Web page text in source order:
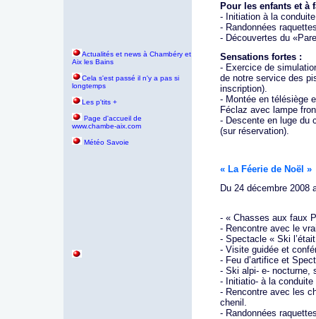
Actualités et news à Chambéry et
Aix les Bains
Cela s'est passé il n'y a pas si
longtemps
Les p'tits +
Page d'accueil de
www.chambe-aix.com
Météo Savoie
Pour les enfants et à
- Initiation à la
- Randonnées
- Découvertes du
Sensations fortes :
- Exercice de
de notre service des
inscription).
- Montée en télésiège
Féclaz avec lampe
- Descente en luge du
(sur réservation).
« La Féerie de Noël »
Du 24 décembre 2008
- « Chasses aux faux
- Rencontre avec le
- Spectacle « Ski
- Visite guidée et
- Feu d’artifice et
- Ski alpi- e- nocturne,
- Initiatio- à la conduite
- Rencontre avec les
chenil.
- Randonnées